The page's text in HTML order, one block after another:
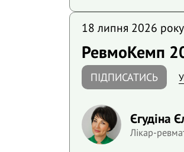
18 липня 2026
РевмоКемп
ПІДПИСАТИСЬ
Єгудіна
Лікар-